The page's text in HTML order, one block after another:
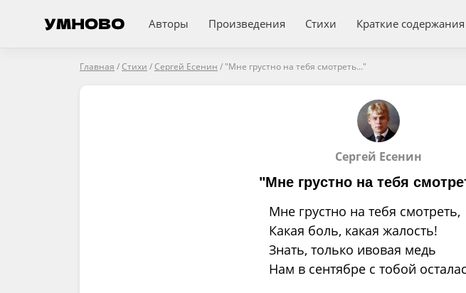
Авторы Произведения Стихи Краткие содержания
Главная /Стихи /Сергей Есенин / "Мне грустно на тебя смотреть..."
Сергей Есенин
"Мне грустно на тебя
Мне грустно на тебя смотреть,
Какая боль, какая жалость!
Знать, только ивовая медь
Нам в сентябре с тобой